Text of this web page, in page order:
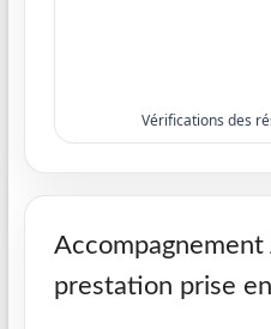
Vérifications des
Accompagnement
prestation prise